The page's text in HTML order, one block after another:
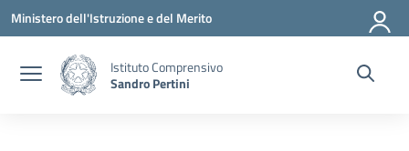
Vai ai contenuti
Vai al menu di navigazione
Vai al footer
Ministero dell'Istruzione e del Merito
Istituto Comprensivo
Sandro Pertini